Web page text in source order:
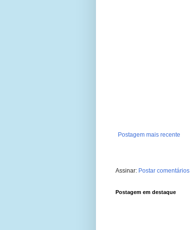
Postagem mais recente
Assinar: Postar comentários
Postagem em destaque